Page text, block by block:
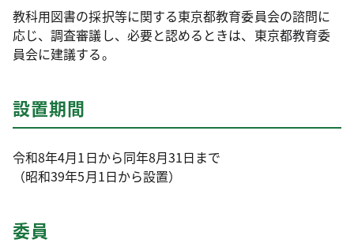
教科用図書の採択等に関する東京都教育委員会の諮問に
応じ、調査審議し、必要と認めるときは、東京都教育委
員会に建議する。
設置期間
令和8年4月1日から同年8月31日まで
（昭和39年5月1日から設置）
委員